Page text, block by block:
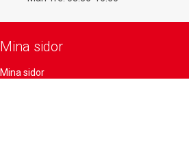
Mina sidor
Mina sidor